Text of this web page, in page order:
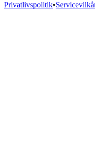
Privatlivspolitik•